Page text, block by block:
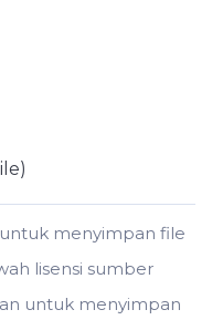
menyimpan file
lisensi sumber
untuk menyimpan